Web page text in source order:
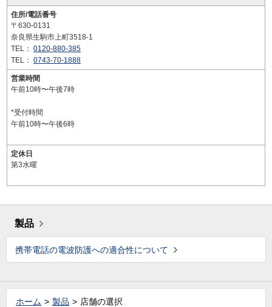
住所/電話番号
〒630-0131
奈良県生駒市上町3518-1
TEL： 0120-880-385
TEL： 0743-70-1888
営業時間
午前10時〜午後7時
*受付時間
午前10時〜午後6時
定休日
第3水曜
製品
携帯電話の電波防護への適合性について
ホーム 製品 店舗の選択